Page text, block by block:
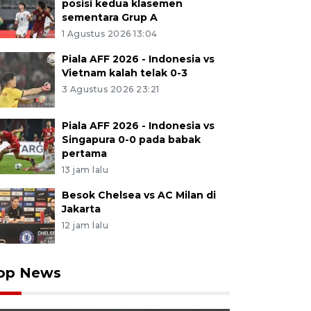
posisi kedua klasemen
sementara Grup A
1 Agustus 2026 13:04
Piala AFF 2026 - Indonesia vs
Vietnam kalah telak 0-3
3 Agustus 2026 23:21
Piala AFF 2026 - Indonesia vs
Singapura 0-0 pada babak
pertama
13 jam lalu
Besok Chelsea vs AC Milan di
Jakarta
12 jam lalu
News